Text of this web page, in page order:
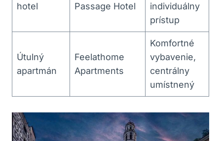
hotel
Passage Hotel
individuálny
prístup
Útulný
apartmán
Feelathome
Apartments
Komfortné
vybavenie,
centrálny
umístnený